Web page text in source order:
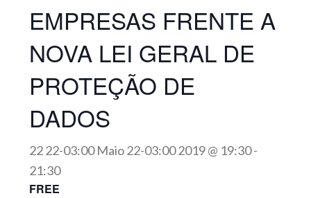
EMPRESAS FRENTE A
NOVA LEI GERAL DE
PROTEÇÃO DE
DADOS
22 22-03:00 Maio 22-03:00 2019 @ 19:30-
21:30
FREE